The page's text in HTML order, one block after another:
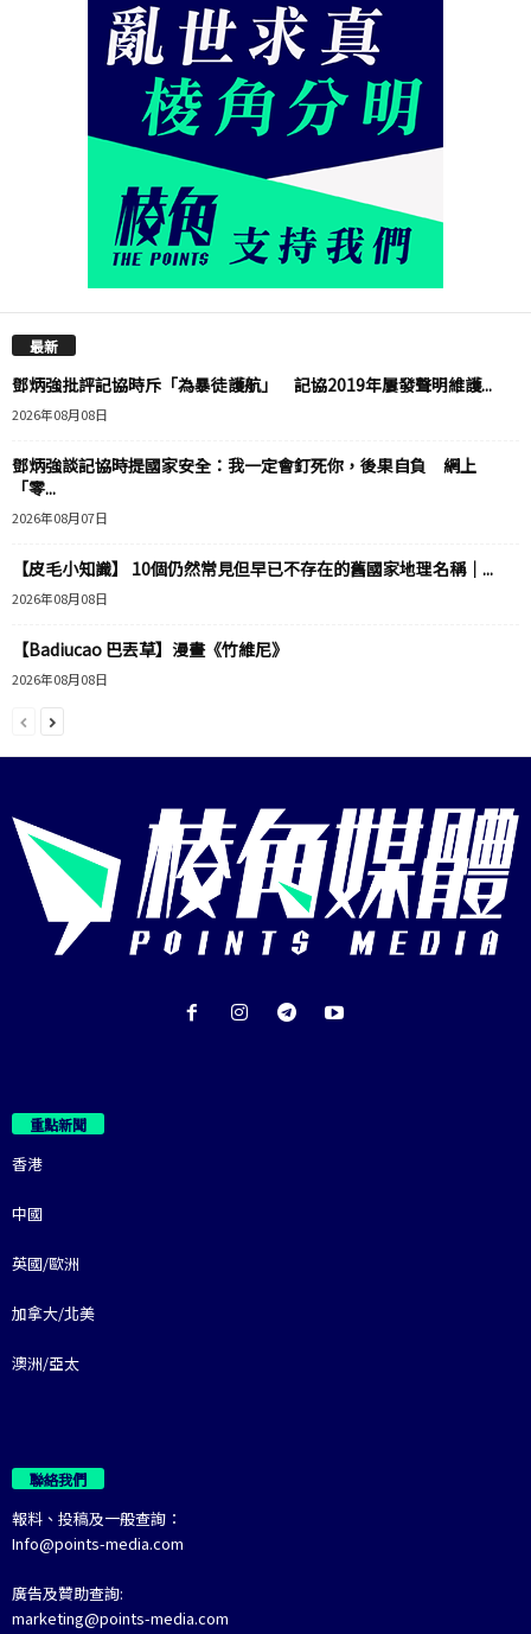
最新
鄧炳強批評記協時斥「為暴徒護航」 記協2019年屢發聲明維護...
2026年08月08日
鄧炳強談記協時提國家安全：我一定會釘死你，後果自負 網上
「零...
2026年08月07日
【皮毛小知識】 10個仍然常見但早已不存在的舊國家地理名稱｜...
2026年08月08日
【Badiucao 巴丟草】漫畫《竹維尼》
2026年08月08日
重點新聞
香港
中國
英國/歐洲
加拿大/北美
澳洲/亞太
聯絡我們
報料、投稿及一般查詢：
Info@points-media.com
廣告及贊助查詢:
marketing@points-media.com